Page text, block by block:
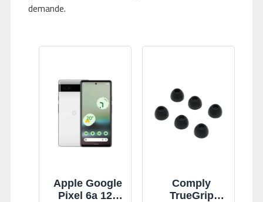
demande.
Apple Google
Pixel 6a 128
Comply
TrueGrip